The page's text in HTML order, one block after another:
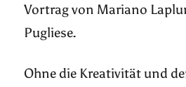
Vortrag von Mariano
Pugliese.
Ohne die Kreativität und